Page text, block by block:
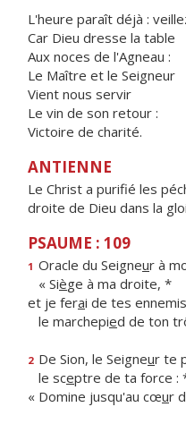
L'heure paraît déjà :
Car Dieu dresse la table
Aux noces de l'Agneau :
Le Maître et le Seigneur
Vient nous servir
Le vin de son retour :
Victoire de charité.
ANTIENNE
Le Christ a purifié les
droite de Dieu dans la
PSAUME : 109
1 Oracle du Seigneur à
« Siège à ma droite, *
et je ferai de tes ennemis
le marchepied de ton
2 De Sion, le Seigneur te
le sceptre de ta force :
« Domine jusqu'au cœur